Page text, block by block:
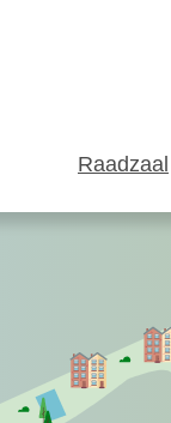
Raadzaal